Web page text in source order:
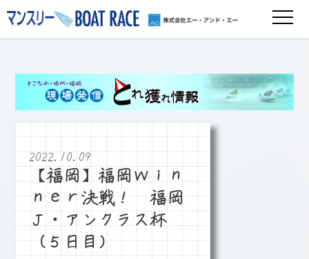
2022.10.09
【福岡】福岡Ｗｉｎ
ｎｅｒ決戦！ 福岡
Ｊ・アンクラス杯
（５日目）